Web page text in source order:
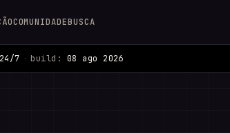
COMUNIDADEBUSCA
24/7 · build: 08 ago 2026